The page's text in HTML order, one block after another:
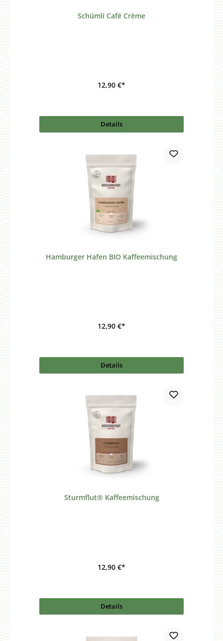
Schümli Café Crème
12,90 €*
Details
Hamburger Hafen BIO Kaffeemischung
12,90 €*
Details
Sturmflut® Kaffeemischung
12,90 €*
Details